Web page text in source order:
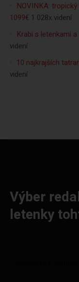
NOVINKA:
1099€ 1 028x videní
Krabi s letenkami
videní
10 najkrajších
videní
Výber
letenky